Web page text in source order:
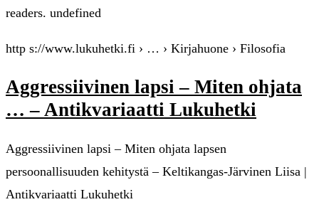
readers. undefined
http s://www.lukuhetki.fi › … › Kirjahuone › Filosofia
Aggressiivinen lapsi – Miten ohjata
… – Antikvariaatti Lukuhetki
Aggressiivinen lapsi – Miten ohjata lapsen
persoonallisuuden kehitystä – Keltikangas-Järvinen Liisa |
Antikvariaatti Lukuhetki